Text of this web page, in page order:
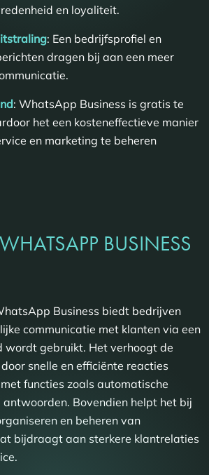
en loyaliteit.
: Een bedrijfsprofiel en
dragen bij aan een meer
: WhatsApp Business is gratis te
het een kosteneffectieve manier
en marketing te beheren
BUSINESS
Business biedt bedrijven
communicatie met klanten via een
wordt gebruikt. Het verhoogt de
snelle en efficiënte reacties
functies zoals automatische
antwoorden. Bovendien helpt het bij
en beheren van
bijdraagt aan sterkere klantrelaties